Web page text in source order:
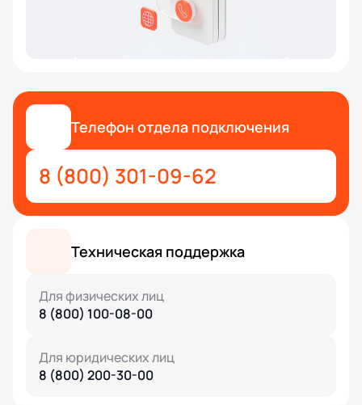
Телефон отдела подключения
8 (800) 301-09-62
Техническая поддержка
Для физических лиц
8 (800) 100-08-00
Для юридических лиц
8 (800) 200-30-00